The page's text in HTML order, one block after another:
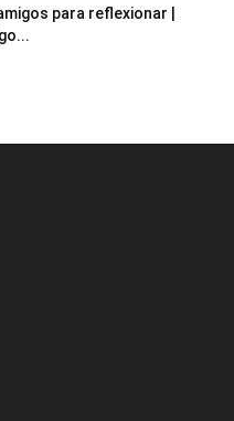
para reflexionar |